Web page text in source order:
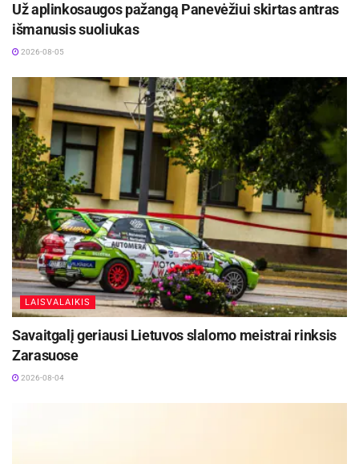
Už aplinkosaugos pažangą Panevėžiui skirtas antras
išmanusis suoliukas
2026-08-05
LAISVALAIKIS
Savaitgalį geriausi Lietuvos slalomo meistrai rinksis
Zarasuose
2026-08-04